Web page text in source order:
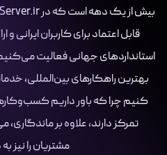
قابل اعتماد برای کاربران ایرانی و
استانداردهای جهانی فعالیت
بهترین راهکارهای بین‌المللی،
کنیم چرا که باور داریم
تمرکز دارند، علاوه بر ماندگاری،
مشتریان را نیز